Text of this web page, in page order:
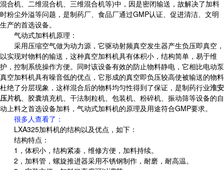
混合机、二维混合机、三维混合机等)中，因是密闭输送，故解决了加料
时粉尘外溢等问题，是制药厂、食品厂通过GMP认证、促进清洁、文明
生产的首选设备。
气动式加料机原理：
采用压缩空气做为动力源，它驱动射频真空发生器产生负压即真空，
以实现对物料的输送，这种真空加料机具有体积小，结构简单，易于维
护，控制系统操作方便。同时该设备有效的防止物料静电，它相比电动泵
真空加料机具有噪音低的优点，它形成的真空即负压较高使被输送的物料
杜绝了分层现象，这样混合后的物料均匀性得到了保证，是制药行业淮安
压片机、胶囊填充机、干法制粒机、包装机、粉碎机、振动筛等设备的自
动上料之首选设备加料，气动式加料机的原理及用途符合GMP要求。
很多人查看了 ：
LXA325加料机的结构以及优点，如下：
结构特点：
1，体积小，结构紧凑，维修方便，加料持续。
2，加料管，螺旋推进器采用不锈钢制作，耐磨，耐高温。